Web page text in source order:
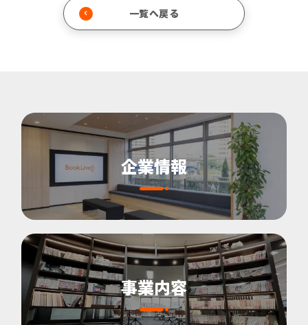
一覧へ戻る
企業情報
事業内容